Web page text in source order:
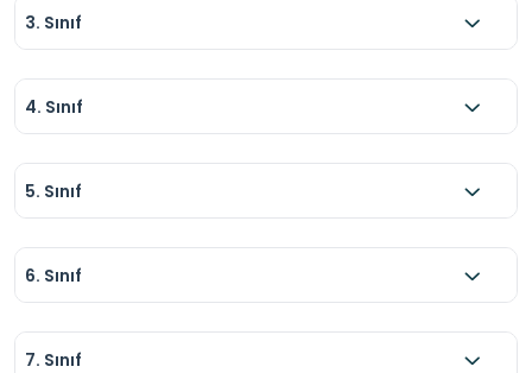
3. Sınıf
4. Sınıf
5. Sınıf
6. Sınıf
7. Sınıf